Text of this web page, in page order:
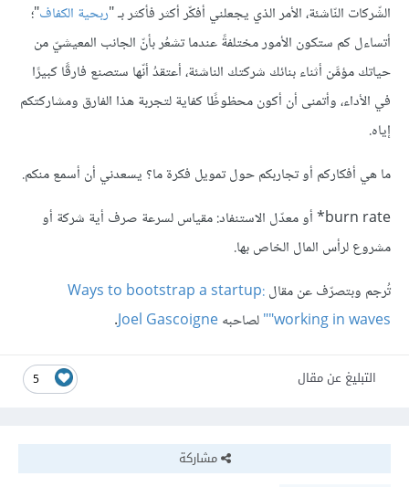
الشّركات النّاشئة، الأمر الذي يجعلني أفكّر أكثر فأكثر بـ "ربحية الكفاف"؛
أتساءل كم ستكون الأمور مختلفةً عندما تشعُر بأنّ الجانب المعيشيّ من
حياتك مؤمَّن أثناء بنائك شركتك الناشئة، أعتقدُ أنّها ستصنع فارقًا كبيرًا
في الأداء، وأتمنى أن أكون محظوظًا كفاية لتجربة هذا الفارق ومشاركتكم
إياه.
ما هي أفكاركم أو تجاربكم حول تمويل فكرة ما؟ يسعدني أن أسمع منكم.
burn rate* أو معدّل الاستنفاد: مقياس لسرعة صرف أية شركة أو
مشروع لرأس المال الخاص بها.
تُرجم وبتصرّف عن مقالWays to bootstrap a startup:
"working in waves" لصاحبهJoel Gascoigne
.
5 التبليغ عن مقال
مشاركة